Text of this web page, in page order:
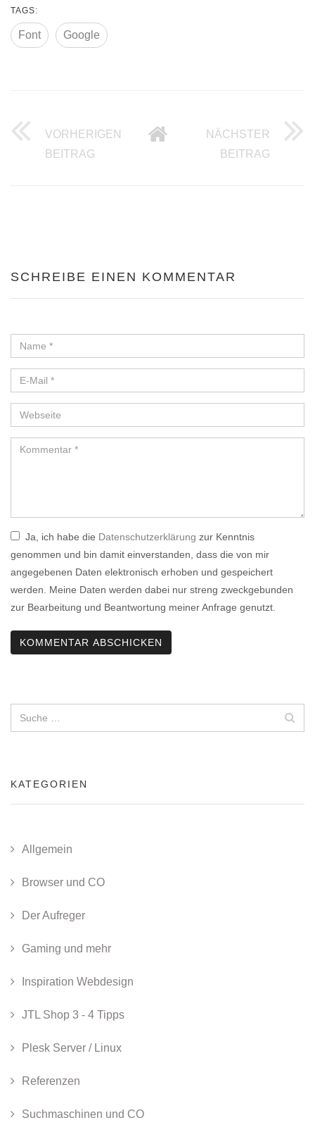
TAGS:
Font Google
VORHERIGEN
BEITRAG APPLE MAIL RICHTIG AN PLESK
NÄCHSTER
BEITRAG
SCHREIBE EINEN KOMMENTAR
Ja, ich habe die Datenschutzerklärung zur Kenntnis
genommen und bin damit einverstanden, dass die von mir
angegebenen Daten elektronisch erhoben und gespeichert
werden. Meine Daten werden dabei nur streng zweckgebunden
zur Bearbeitung und Beantwortung meiner Anfrage genutzt.
KATEGORIEN
Allgemein
Browser und CO
Der Aufreger
Gaming und mehr
Inspiration Webdesign
JTL Shop 3 - 4 Tipps
Plesk Server / Linux
Referenzen
Suchmaschinen und CO